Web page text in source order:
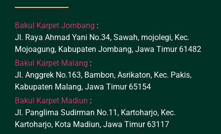
Bakul Karpet Jombang :
Jl. Raya Ahmad Yani No.34, Sawah, mojolegi, Kec.
Mojoagung, Kabupaten Jombang, Jawa Timur 61482
Bakul Karpet Malang :
Jl. Anggrek No.163, Bambon, Asrikaton, Kec. Pakis,
Kabupaten Malang, Jawa Timur 65154
Bakul Karpet Madiun :
Jl. Panglima Sudirman No.11, Kartoharjo, Kec.
Kartoharjo, Kota Madiun, Jawa Timur 63117